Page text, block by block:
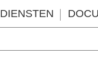
DIENSTEN